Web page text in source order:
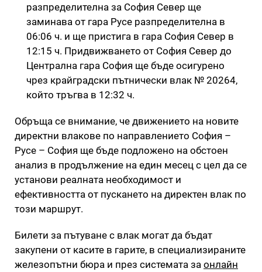
разпределителна за София Север ще
заминава от гара Русе разпределителна в
06:06 ч. и ще пристига в гара София Север в
12:15 ч. Придвижването от София Север до
Централна гара София ще бъде осигурено
чрез крайградски пътнически влак № 20264,
който тръгва в 12:32 ч.
Обръща се внимание, че движението на новите
директни влакове по направлението София –
Русе – София ще бъде подложено на обстоен
анализ в продължение на един месец с цел да се
установи реалната необходимост и
ефективността от пускането на директен влак по
този маршрут.
Билети за пътуване с влак могат да бъдат
закупени от касите в гарите, в специализираните
железопътни бюра и през системата за онлайн